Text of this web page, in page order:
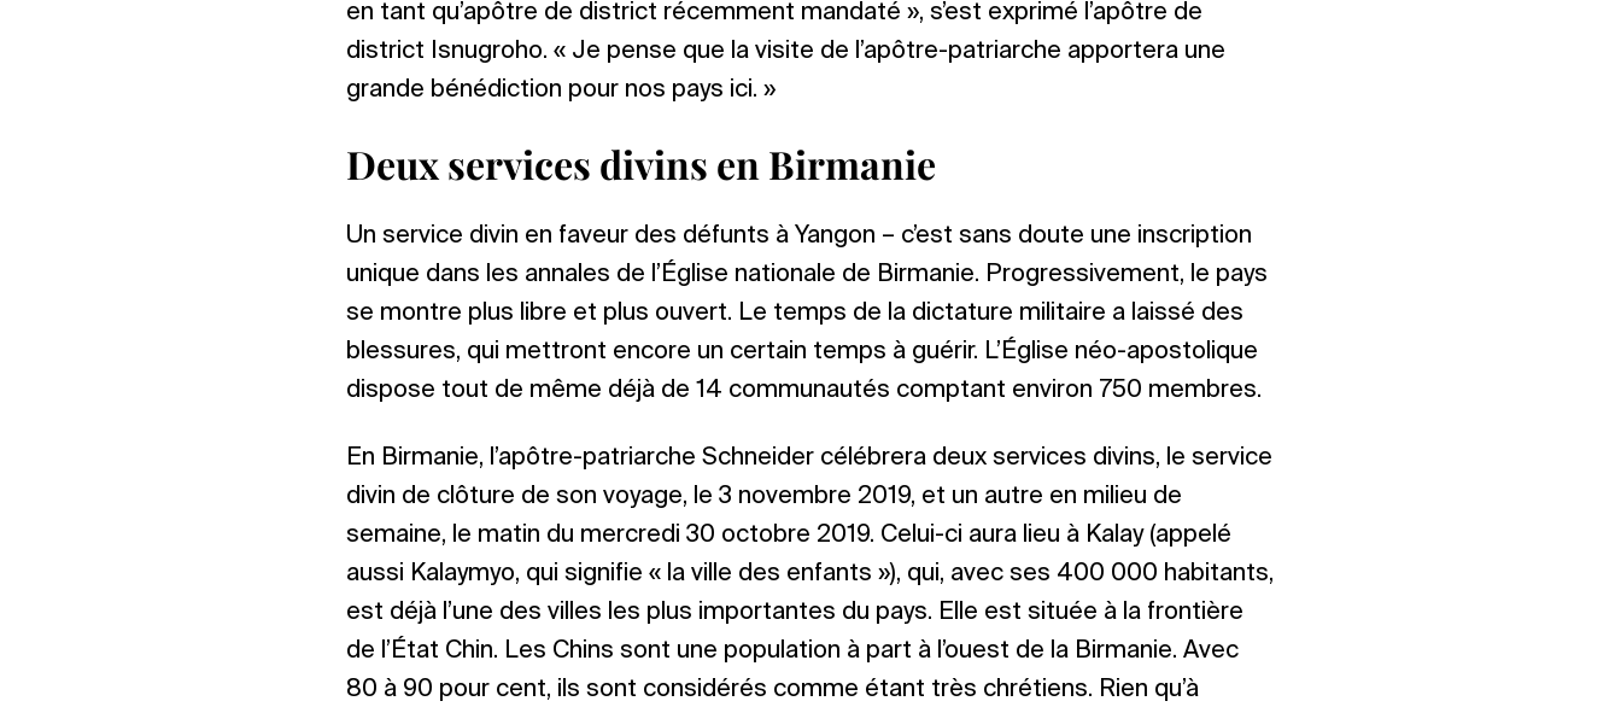
en tant qu’apôtre de district récemment mandaté », s’est exprimé l’apôtre de
district Isnugroho. « Je pense que la visite de l’apôtre-patriarche apportera une
grande bénédiction pour nos pays ici. »
Deux services divins en Birmanie
Un service divin en faveur des défunts à Yangon – c’est sans doute une inscription
unique dans les annales de l’Église nationale de Birmanie. Progressivement, le pays
se montre plus libre et plus ouvert. Le temps de la dictature militaire a laissé des
blessures, qui mettront encore un certain temps à guérir. L’Église néo-apostolique
dispose tout de même déjà de 14 communautés comptant environ 750 membres.
En Birmanie, l’apôtre-patriarche Schneider célébrera deux services divins, le service
divin de clôture de son voyage, le 3 novembre 2019, et un autre en milieu de
semaine, le matin du mercredi 30 octobre 2019. Celui-ci aura lieu à Kalay (appelé
aussi Kalaymyo, qui signifie « la ville des enfants »), qui, avec ses 400 000 habitants,
est déjà l’une des villes les plus importantes du pays. Elle est située à la frontière
de l’État Chin. Les Chins sont une population à part à l’ouest de la Birmanie. Avec
80 à 90 pour cent, ils sont considérés comme étant très chrétiens. Rien qu’à